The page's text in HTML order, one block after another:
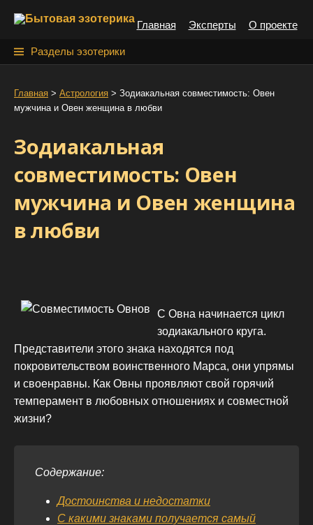
Главная Эксперты О проекте
Разделы эзотерики
Главная > Астрология > Зодиакальная совместимость: Овен
мужчина и Овен женщина в любви
Зодиакальная
совместимость: Овен
мужчина и Овен женщина
в любви
С Овна начинается цикл
зодиакального круга.
Представители этого знака находятся под
покровительством воинственного Марса, они упрямы
и своенравны. Как Овны проявляют свой горячий
темперамент в любовных отношениях и совместной
жизни?
Содержание:
Достоинства и недостатки
С какими знаками получается самый